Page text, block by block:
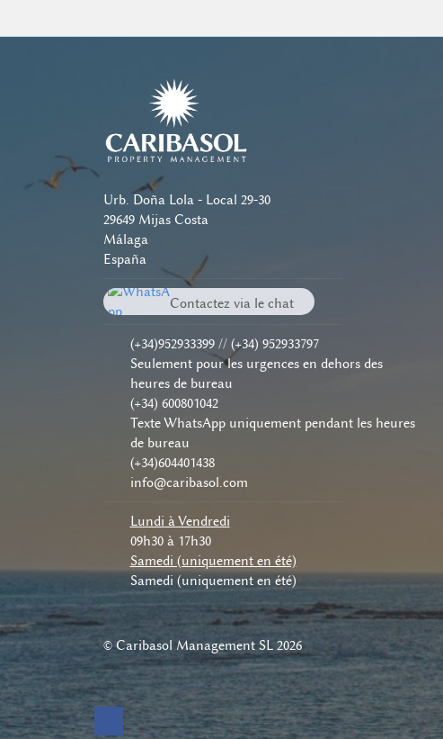
Urb. Doña Lola - Local 29-30
29649 Mijas Costa
Málaga
España
Contactez via le chat
(+34)952933399 // (+34) 952933797
Seulement pour les urgences en dehors des
heures de bureau
(+34) 600801042
Texte WhatsApp uniquement pendant les heures
de bureau
(+34)604401438
info@caribasol.com
Lundi à Vendredi
09h30 à 17h30
Samedi (uniquement en été)
Samedi (uniquement en été)
© Caribasol Management SL 2026